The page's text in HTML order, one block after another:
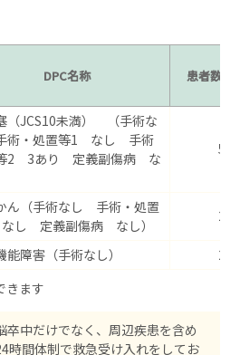
DPC名称 患者数
（JCS10未満） （手術な
術・処置等1 なし 手術
2 3あり 定義副傷病 な
51
ん（手術なし 手術・処置
し 定義副傷病 なし）
24
能障害（手術なし） 21
卒中だけでなく、周辺疾患を含め
時間体制で救急受け入れをしてお